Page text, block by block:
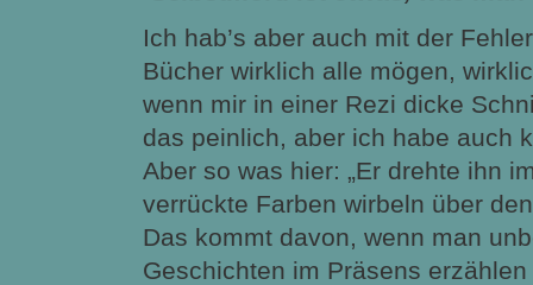
Ich hab’s aber auch mit der
Bücher wirklich alle mögen,
wenn mir in einer Rezi dicke
das peinlich, aber ich habe auch
Aber so was hier: „Er drehte ihn
verrückte Farben wirbeln über
Das kommt davon, wenn man
Geschichten im Präsens